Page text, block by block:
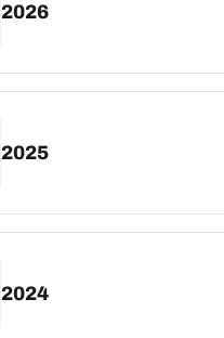
2026
2025
2024